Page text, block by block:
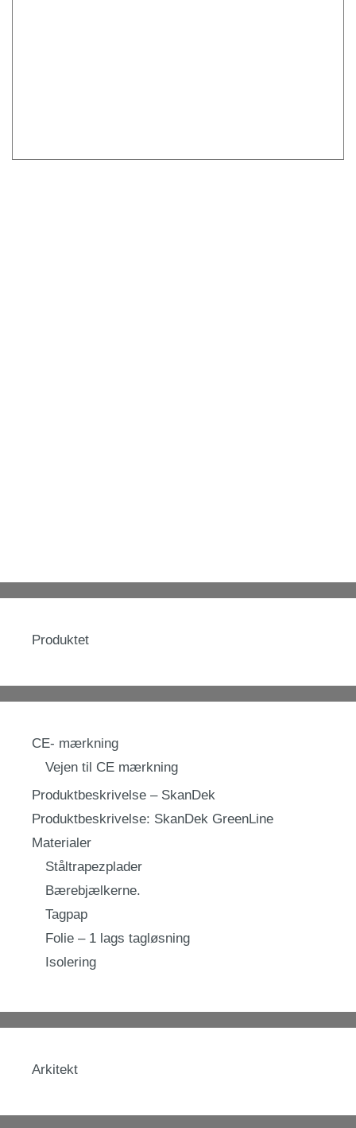
Produktet
CE- mærkning
Vejen til CE mærkning
Produktbeskrivelse – SkanDek
Produktbeskrivelse: SkanDek GreenLine
Materialer
Ståltrapezplader
Bærebjælkerne.
Tagpap
Folie – 1 lags tagløsning
Isolering
Arkitekt